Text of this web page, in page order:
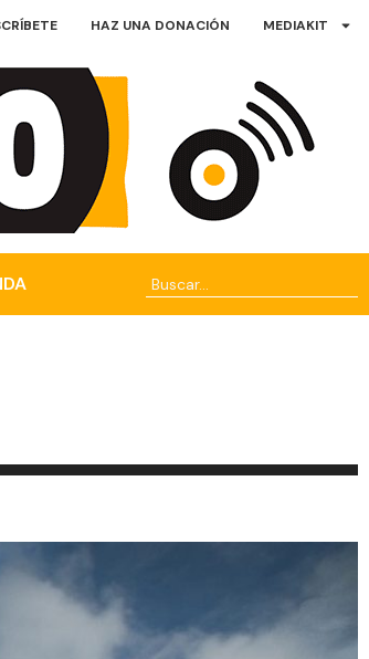
HAZ UNA DONACIÓN MEDIAKIT